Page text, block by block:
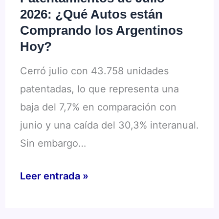
2026: ¿Qué Autos están
Comprando los Argentinos
Hoy?
Cerró julio con 43.758 unidades
patentadas, lo que representa una
baja del 7,7% en comparación con
junio y una caída del 30,3% interanual.
Sin embargo…
Patentamientos
Leer entrada »